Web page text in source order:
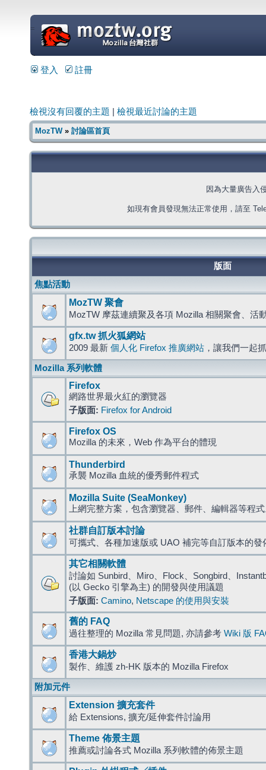
=
登入 註冊
檢視沒有回覆的主題 檢視最近討論的主題
MozTW» 討論區首頁
因為大量廣告入
如現有會員發現無法正常使用，請至
版面
焦點活動
MozTW 聚會
MozTW 摩茲連續聚及各項 Mozilla 相關聚會、活
gfx.tw 抓火狐網站
2009 最新 個人化 Firefox 推廣網站 ，讓我們一起
Mozilla 系列軟體
Firefox
網路世界最火紅的瀏覽器
子版面: Firefox for Android
Firefox OS
Mozilla 的未來，Web 作為平台的體現
Thunderbird
承襲 Mozilla 血統的優秀郵件程式
Mozilla Suite (SeaMonkey)
上網完整方案，包含瀏覽器、郵件、編輯器等程
社群自訂版本討論
可攜式、各種加速版或 UAO 補完等自訂版本的發
其它相關軟體
討論如 Sunbird、Miro、Flock、Songbird、
(以 Gecko 引擎為主) 的開發與使用議題
子版面: Camino, Netscape 的使用與安裝
舊的 FAQ
過往整理的 Mozilla 常見問題, 亦請參考 Wiki 版
香港大鍋炒
製作、維護 zh-HK 版本的 Mozilla Firefox
附加元件
Extension 擴充套件
給 Extensions, 擴充/延伸套件討論用
Theme 佈景主題
推薦或討論各式 Mozilla 系列軟體的佈景主題